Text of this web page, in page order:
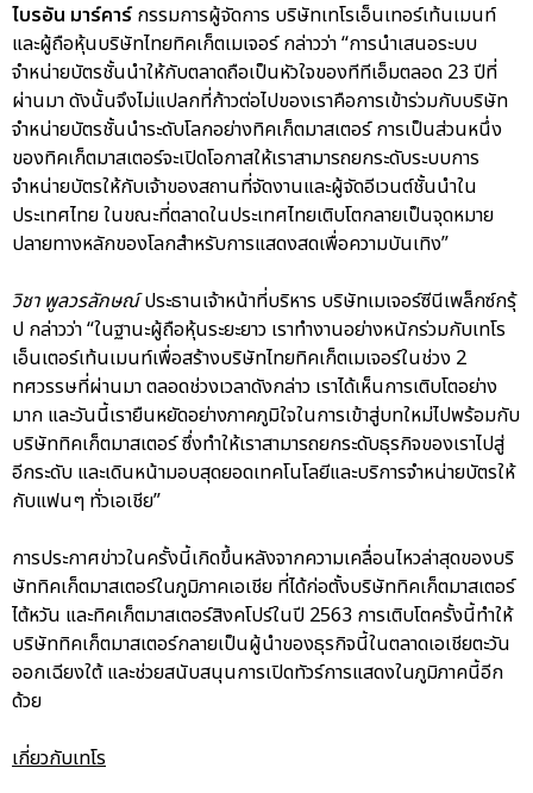
ไบรอัน มาร์คาร์กรรมการผู้จัดการ บริษัทเทโรเอ็นเทอร์เท้นเมนท์
และผู้ถือหุ้นบริษัทไทยทิคเก็ตเมเจอร์ กล่าวว่า “การนำเสนอระบบ
จำหน่ายบัตรชั้นนำให้กับตลาดถือเป็นหัวใจของทีทีเอ็มตลอด 23 ปีที่
ผ่านมา ดังนั้นจึงไม่แปลกที่ก้าวต่อไปของเราคือการเข้าร่วมกับบริษัท
จำหน่ายบัตรชั้นนำระดับโลกอย่างทิคเก็ตมาสเตอร์ การเป็นส่วนหนึ่ง
ของทิคเก็ตมาสเตอร์จะเปิดโอกาสให้เราสามารถยกระดับระบบการ
จำหน่ายบัตรให้กับเจ้าของสถานที่จัดงานและผู้จัดอีเวนต์ชั้นนำใน
ประเทศไทย ในขณะที่ตลาดในประเทศไทยเติบโตกลายเป็นจุดหมาย
ปลายทางหลักของโลกสำหรับการแสดงสดเพื่อความบันเทิง”
วิชา พูลวรลักษณ์ประธานเจ้าหน้าที่บริหาร บริษัทเมเจอร์ซีนีเพล็กซ์กรุ้
ป กล่าวว่า “ในฐานะผู้ถือหุ้นระยะยาว เราทำงานอย่างหนักร่วมกับเทโร
เอ็นเตอร์เท้นเมนท์เพื่อสร้างบริษัทไทยทิคเก็ตเมเจอร์ในช่วง 2
ทศวรรษที่ผ่านมา ตลอดช่วงเวลาดังกล่าว เราได้เห็นการเติบโตอย่าง
มาก และวันนี้เรายืนหยัดอย่างภาคภูมิใจในการเข้าสู่บทใหม่ไปพร้อมกับ
บริษัททิคเก็ตมาสเตอร์ ซึ่งทำให้เราสามารถยกระดับธุรกิจของเราไปสู่
อีกระดับ และเดินหน้ามอบสุดยอดเทคโนโลยีและบริการจำหน่ายบัตรให้
กับแฟนๆ ทั่วเอเชีย”
การประกาศข่าวในครั้งนี้เกิดขึ้นหลังจากความเคลื่อนไหวล่าสุดของบริ
ษัททิคเก็ตมาสเตอร์ในภูมิภาคเอเชีย ที่ได้ก่อตั้งบริษัททิคเก็ตมาสเตอร์
ไต้หวัน และทิคเก็ตมาสเตอร์สิงคโปร์ในปี 2563 การเติบโตครั้งนี้ทำให้
บริษัททิคเก็ตมาสเตอร์กลายเป็นผู้นำของธุรกิจนี้ในตลาดเอเชียตะวัน
ออกเฉียงใต้ และช่วยสนับสนุนการเปิดทัวร์การแสดงในภูมิภาคนี้อีก
ด้วย
เกี่ยวกับเทโร